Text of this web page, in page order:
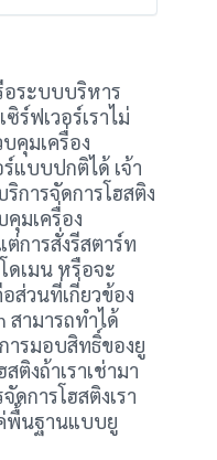
อระบบบริหาร
ซิร์ฟเวอร์เราไม่
คุมเครื่อง
แบบปกติได้ เจ้า
การจัดการโฮสติง
คุมเครื่อง
ต่การสั่งรีสตาร์ท
ดเมน หรือจะ
ส่วนที่เกี่ยวข้อง
สามารถทำได้
รมอบสิทธิ์ของยู
ติงถ้าเราเช่ามา
ดการโฮสติงเรา
พื้นฐานแบบยู